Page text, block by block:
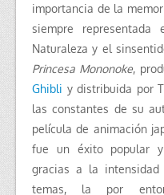
importancia de la
siempre
Naturaleza y el
Princesa Mononoke,
Ghibli y distribuida por
las constantes de su
película de animación
fue un éxito popular y
gracias a la
temas, la por